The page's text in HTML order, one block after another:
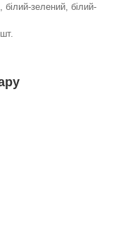
білий-зелений, білий-